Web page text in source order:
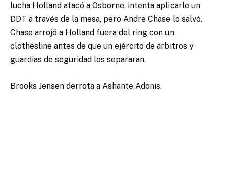
lucha Holland atacó a Osborne, intenta aplicarle un
DDT a través de la mesa, pero Andre Chase lo salvó.
Chase arrojó a Holland fuera del ring con un
clothesline antes de que un ejército de árbitros y
guardias de seguridad los separaran.
Brooks Jensen derrota a Ashante Adonis.